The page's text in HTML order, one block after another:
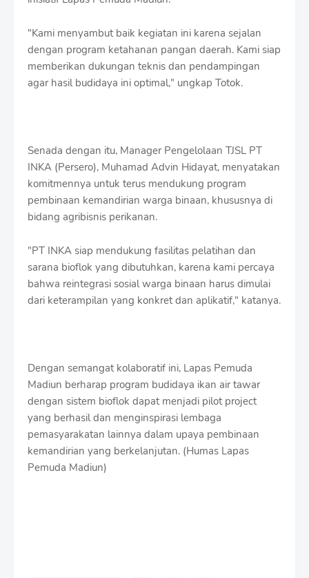
"Kami menyambut baik kegiatan ini karena sejalan
dengan program ketahanan pangan daerah. Kami siap
memberikan dukungan teknis dan pendampingan
agar hasil budidaya ini optimal," ungkap Totok.
Senada dengan itu, Manager Pengelolaan TJSL PT
INKA (Persero), Muhamad Advin Hidayat, menyatakan
komitmennya untuk terus mendukung program
pembinaan kemandirian warga binaan, khususnya di
bidang agribisnis perikanan.
"PT INKA siap mendukung fasilitas pelatihan dan
sarana bioflok yang dibutuhkan, karena kami percaya
bahwa reintegrasi sosial warga binaan harus dimulai
dari keterampilan yang konkret dan aplikatif," katanya.
Dengan semangat kolaboratif ini, Lapas Pemuda
Madiun berharap program budidaya ikan air tawar
dengan sistem bioflok dapat menjadi pilot project
yang berhasil dan menginspirasi lembaga
pemasyarakatan lainnya dalam upaya pembinaan
kemandirian yang berkelanjutan. (Humas Lapas
Pemuda Madiun)